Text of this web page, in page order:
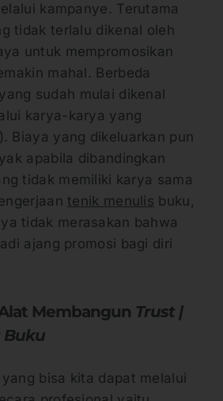
kampanye. Terutama
tidak terlalu dikenal oleh
untuk mempromosikan
mahal. Berbeda
sudah mulai dikenal
karya-karya yang
Biaya yang dikeluarkan pun
apabila dibandingkan
tidak memiliki karya sama
tenik menulis buku,
tidak merasakan bahwa
ajang promosi bagi diri
Membangun Trust |
Buku
bisa kita dapat melalui